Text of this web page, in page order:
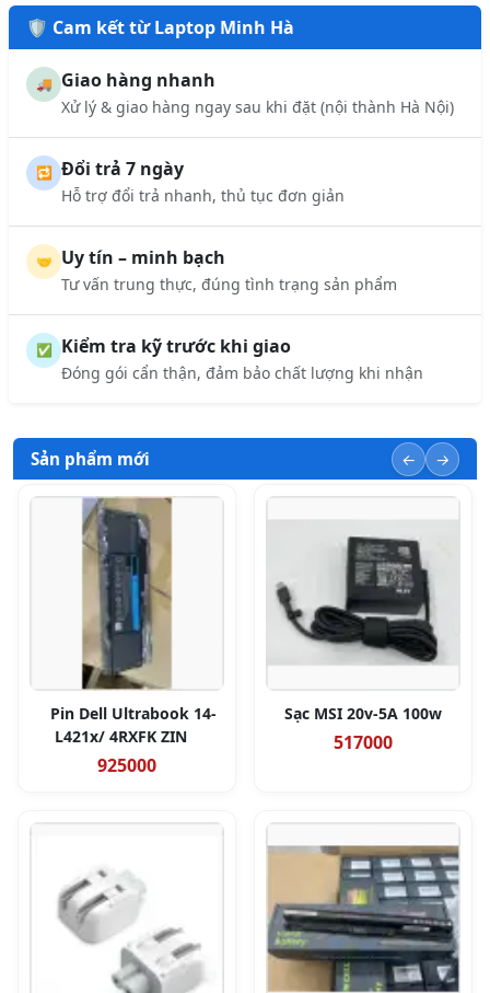
🛡️ Cam kết từ Laptop Minh Hà
🚚 Giao hàng nhanh
Xử lý & giao hàng ngay sau khi đặt (nội thành Hà Nội)
🔁 Đổi trả 7 ngày
Hỗ trợ đổi trả nhanh, thủ tục đơn giản
🤝 Uy tín – minh bạch
Tư vấn trung thực, đúng tình trạng sản phẩm
✅ Kiểm tra kỹ trước khi giao
Đóng gói cẩn thận, đảm bảo chất lượng khi nhận
Sản phẩm mới
Pin Dell Ultrabook 14-
L421x/ 4RXFK ZIN
925000
Sạc MSI 20v-5A 100w
517000